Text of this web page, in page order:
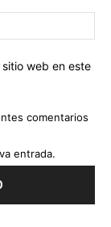
web en este
comentarios
entrada.